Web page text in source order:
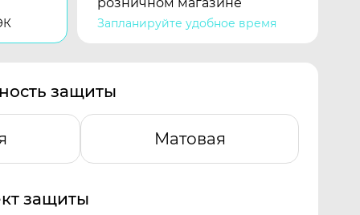
Запланируйте удобное время
защиты
Матовая
защиты